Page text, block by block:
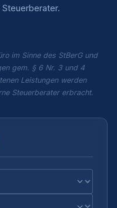
im Sinne des StBerG und
gem. § 6 Nr. 3 und 4
Leistungen werden
Steuerberater erbracht.